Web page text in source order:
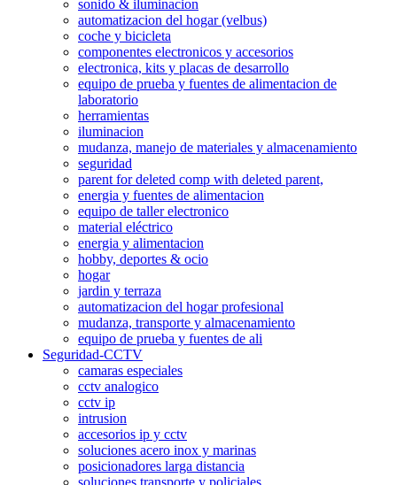
sonido & iluminacion
automatizacion del hogar (velbus)
coche y bicicleta
componentes electronicos y accesorios
electronica, kits y placas de desarrollo
equipo de prueba y fuentes de alimentacion de
laboratorio
herramientas
iluminacion
mudanza, manejo de materiales y almacenamiento
seguridad
parent for deleted comp with deleted parent,
energia y fuentes de alimentacion
equipo de taller electronico
material eléctrico
energia y alimentacion
hobby, deportes & ocio
hogar
jardin y terraza
automatizacion del hogar profesional
mudanza, transporte y almacenamiento
equipo de prueba y fuentes de ali
Seguridad-CCTV
camaras especiales
cctv analogico
cctv ip
intrusion
accesorios ip y cctv
soluciones acero inox y marinas
posicionadores larga distancia
soluciones transporte y policiales